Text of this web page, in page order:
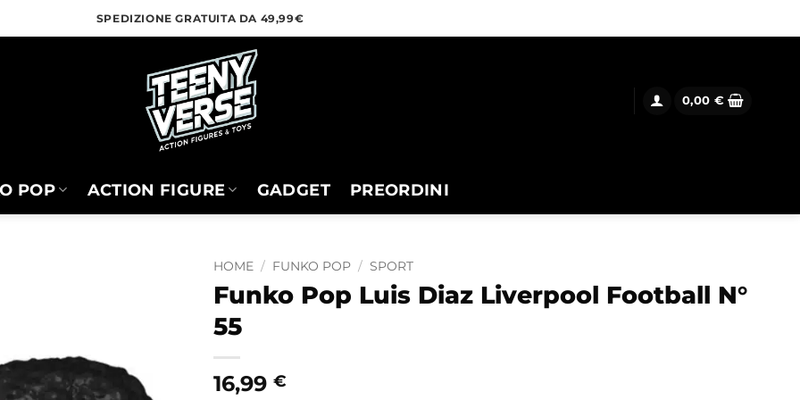
SPEDIZIONE GRATUITA DA 49,99€
0,00 €
POP ACTION FIGURE GADGET PREORDINI
HOME / FUNKO POP / SPORT
Funko Pop Luis Diaz Liverpool Football N°
55
16,99 €